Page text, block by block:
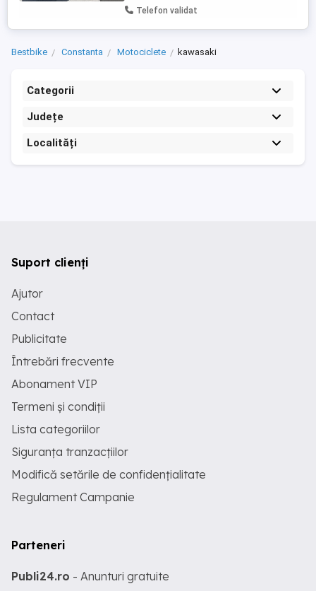
Telefon validat
Bestbike Constanta Motociclete kawasaki
Categorii
Județe
Localități
Suport clienți
Ajutor
Contact
Publicitate
Întrebări frecvente
Abonament VIP
Termeni și condiții
Lista categoriilor
Siguranța tranzacțiilor
Modifică setările de confidențialitate
Regulament Campanie
Parteneri
Publi24.ro - Anunturi gratuite